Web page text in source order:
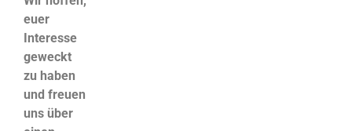
euer
Interesse
geweckt
zu haben
und freuen
uns über